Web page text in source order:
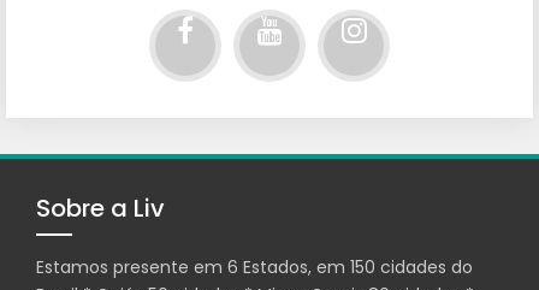
Sobre a Liv
Estamos presente em 6 Estados, em 150 cidades do